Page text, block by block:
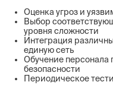
Оценка угроз и
Выбор
уровня сложности
Интеграция
единую сеть
Обучение персонала
безопасности
Периодическое